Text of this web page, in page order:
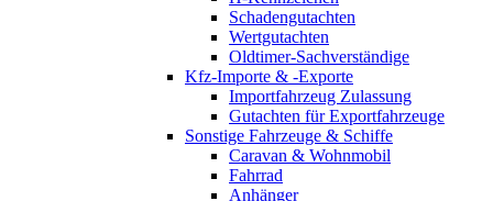
Schadengutachten
Wertgutachten
Oldtimer-Sachverständige
Kfz-Importe & -Exporte
Importfahrzeug Zulassung
Gutachten für Exportfahrzeuge
Sonstige Fahrzeuge & Schiffe
Caravan & Wohnmobil
Fahrrad
Anhänger